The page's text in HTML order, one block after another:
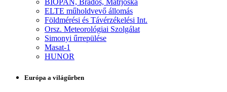
BIOPAN, Brados, Matrjoska
ELTE műholdvevő állomás
Földmérési és Távérzékelési Int.
Orsz. Meteorológiai Szolgálat
Simonyi űrrepülése
Masat-1
HUNOR
Európa a világűrben